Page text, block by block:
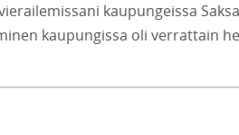
kaupungeissa
kaupungissa oli verrattain